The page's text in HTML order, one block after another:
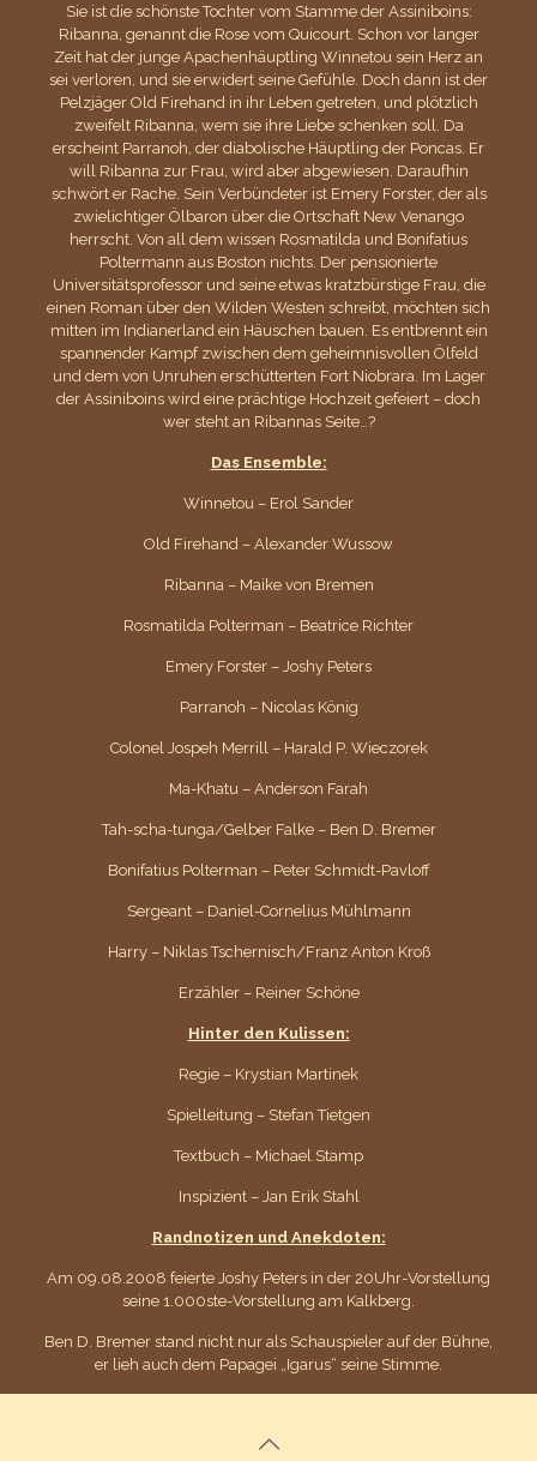
Sie ist die schönste Tochter vom Stamme der Assiniboins:
Ribanna, genannt die Rose vom Quicourt. Schon vor langer
Zeit hat der junge Apachenhäuptling Winnetou sein Herz an
sei verloren, und sie erwidert seine Gefühle. Doch dann ist der
Pelzjäger Old Firehand in ihr Leben getreten, und plötzlich
zweifelt Ribanna, wem sie ihre Liebe schenken soll. Da
erscheint Parranoh, der diabolische Häuptling der Poncas. Er
will Ribanna zur Frau, wird aber abgewiesen. Daraufhin
schwört er Rache. Sein Verbündeter ist Emery Forster, der als
zwielichtiger Ölbaron über die Ortschaft New Venango
herrscht. Von all dem wissen Rosmatilda und Bonifatius
Poltermann aus Boston nichts. Der pensionierte
Universitätsprofessor und seine etwas kratzbürstige Frau, die
einen Roman über den Wilden Westen schreibt, möchten sich
mitten im Indianerland ein Häuschen bauen. Es entbrennt ein
spannender Kampf zwischen dem geheimnisvollen Ölfeld
und dem von Unruhen erschütterten Fort Niobrara. Im Lager
der Assiniboins wird eine prächtige Hochzeit gefeiert – doch
wer steht an Ribannas Seite…?
Das Ensemble:
Winnetou – Erol Sander
Old Firehand – Alexander Wussow
Ribanna – Maike von Bremen
Rosmatilda Polterman – Beatrice Richter
Emery Forster – Joshy Peters
Parranoh – Nicolas König
Colonel Jospeh Merrill – Harald P. Wieczorek
Ma-Khatu – Anderson Farah
Tah-scha-tunga/Gelber Falke – Ben D. Bremer
Bonifatius Polterman – Peter Schmidt-Pavloff
Sergeant – Daniel-Cornelius Mühlmann
Harry – Niklas Tschernisch/Franz Anton Kroß
Erzähler – Reiner Schöne
Hinter den Kulissen:
Regie – Krystian Martinek
Spielleitung – Stefan Tietgen
Textbuch – Michael Stamp
Inspizient – Jan Erik Stahl
Randnotizen und Anekdoten:
Am 09.08.2008 feierte Joshy Peters in der 20Uhr-Vorstellung
seine 1.000ste-Vorstellung am Kalkberg.
Ben D. Bremer stand nicht nur als Schauspieler auf der Bühne,
er lieh auch dem Papagei „Igarus“ seine Stimme.